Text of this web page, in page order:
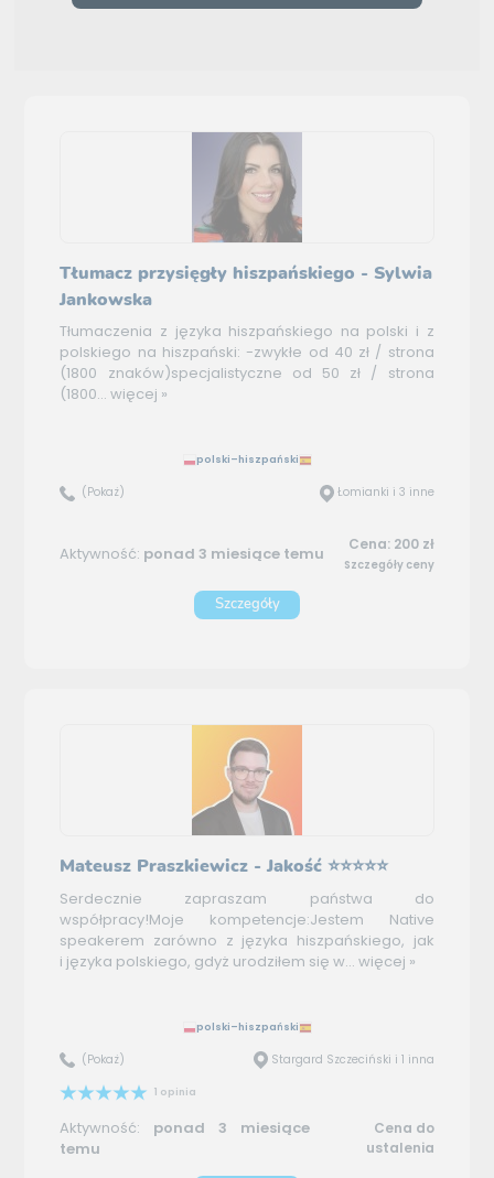
Tłumacz przysięgły hiszpańskiego - Sylwia
Jankowska
Tłumaczenia z języka hiszpańskiego na polski i z
polskiego na hiszpański: -zwykłe od 40 zł / strona
(1800 znaków)specjalistyczne od 50 zł / strona
(1800... więcej »
polski–hiszpański
(Pokaż) Łomianki i 3 inne
Aktywność: ponad 3 miesiące temu Cena: 200 zł
Szczegóły ceny
Szczegóły
Mateusz Praszkiewicz - Jakość ⭐⭐⭐⭐⭐
Serdecznie zapraszam państwa do
współpracy!Moje kompetencje:Jestem Native
speakerem zarówno z języka hiszpańskiego, jak
i języka polskiego, gdyż urodziłem się w... więcej »
polski–hiszpański
(Pokaż) Stargard Szczeciński i 1 inna
1 opinia
Aktywność: ponad 3 miesiące
temu
Cena do
ustalenia